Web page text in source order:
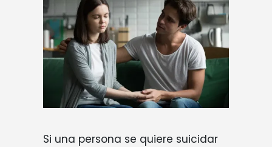
Si una persona se quiere suicidar